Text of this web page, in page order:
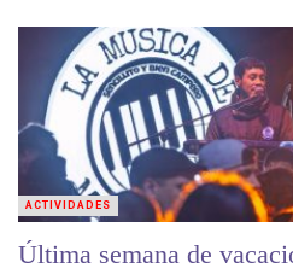
Última semana de
ACTIVIDADES